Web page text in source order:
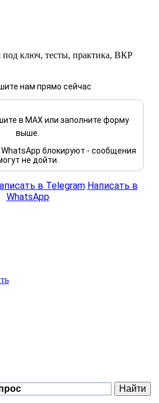
под ключ, тесты, практика, ВКР
нам прямо сейчас
в MAX или заполните форму
выше.
блокируют - сообщения
не дойти.
в Telegram Написать в
WhatsApp